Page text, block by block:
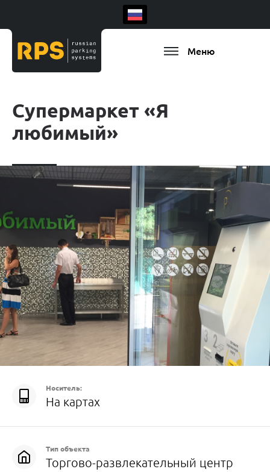
Меню
Есть ваш регион
Супермаркет «Я
любимый»
Носитель:
На картах
Тип объекта
Торгово-развлекательный центр